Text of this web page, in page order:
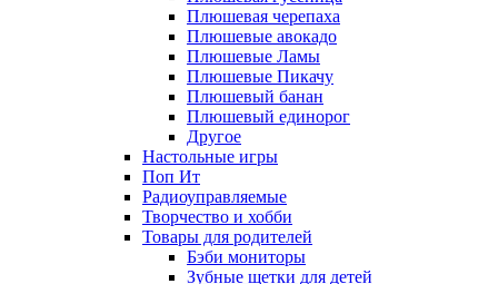
Плюшевая черепаха
Плюшевые авокадо
Плюшевые Ламы
Плюшевые Пикачу
Плюшевый банан
Плюшевый единорог
Другое
Настольные игры
Поп Ит
Радиоуправляемые
Творчество и хобби
Товары для родителей
Бэби мониторы
Зубные щетки для детей